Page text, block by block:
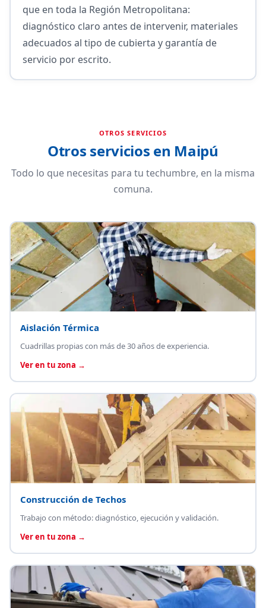
que en toda la Región Metropolitana:
diagnóstico claro antes de intervenir, materiales
adecuados al tipo de cubierta y garantía de
servicio por escrito.
OTROS SERVICIOS
Otros servicios en Maipú
Todo lo que necesitas para tu techumbre, en la misma
comuna.
Aislación Térmica
Cuadrillas propias con más de 30 años de experiencia.
Ver en tu zona →
Construcción de Techos
Trabajo con método: diagnóstico, ejecución y validación.
Ver en tu zona →